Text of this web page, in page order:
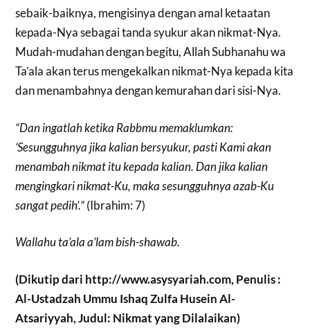
sebaik-baiknya, mengisinya dengan amal ketaatan
kepada-Nya sebagai tanda syukur akan nikmat-Nya.
Mudah-mudahan dengan begitu, Allah Subhanahu wa
Ta’ala akan terus mengekalkan nikmat-Nya kepada kita
dan menambahnya dengan kemurahan dari sisi-Nya.
“Dan ingatlah ketika Rabbmu memaklumkan:
‘Sesungguhnya jika kalian bersyukur, pasti Kami akan
menambah nikmat itu kepada kalian. Dan jika kalian
mengingkari nikmat-Ku, maka sesungguhnya azab-Ku
sangat pedih’.”(Ibrahim: 7)
Wallahu ta’ala a’lam bish-shawab.
(Dikutip dari http://www.asysyariah.com, Penulis :
Al-Ustadzah Ummu Ishaq Zulfa Husein Al-
Atsariyyah, Judul: Nikmat yang Dilalaikan)